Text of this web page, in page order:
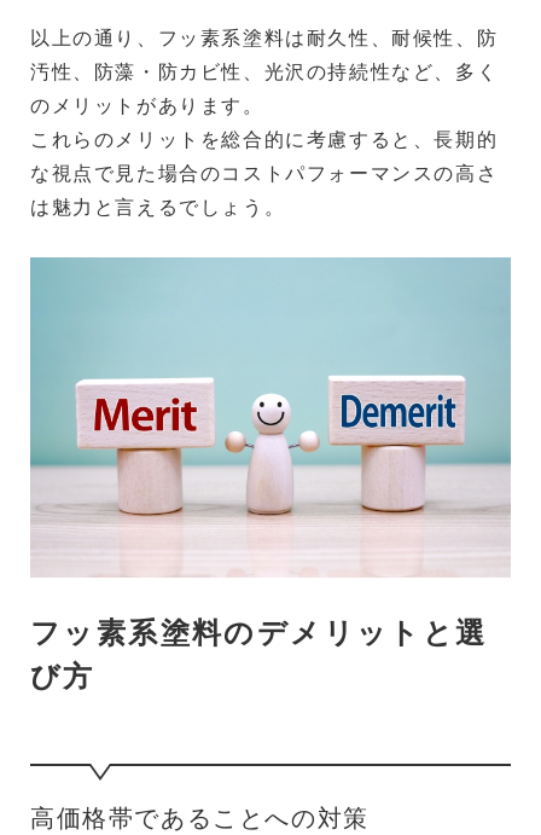
以上の通り、フッ素系塗料は耐久性、耐候性、防
汚性、防藻・防カビ性、光沢の持続性など、多く
のメリットがあります。
これらのメリットを総合的に考慮すると、長期的
な視点で見た場合のコストパフォーマンスの高さ
は魅力と言えるでしょう。
フッ素系塗料のデメリットと選
び方
高価格帯であることへの対策